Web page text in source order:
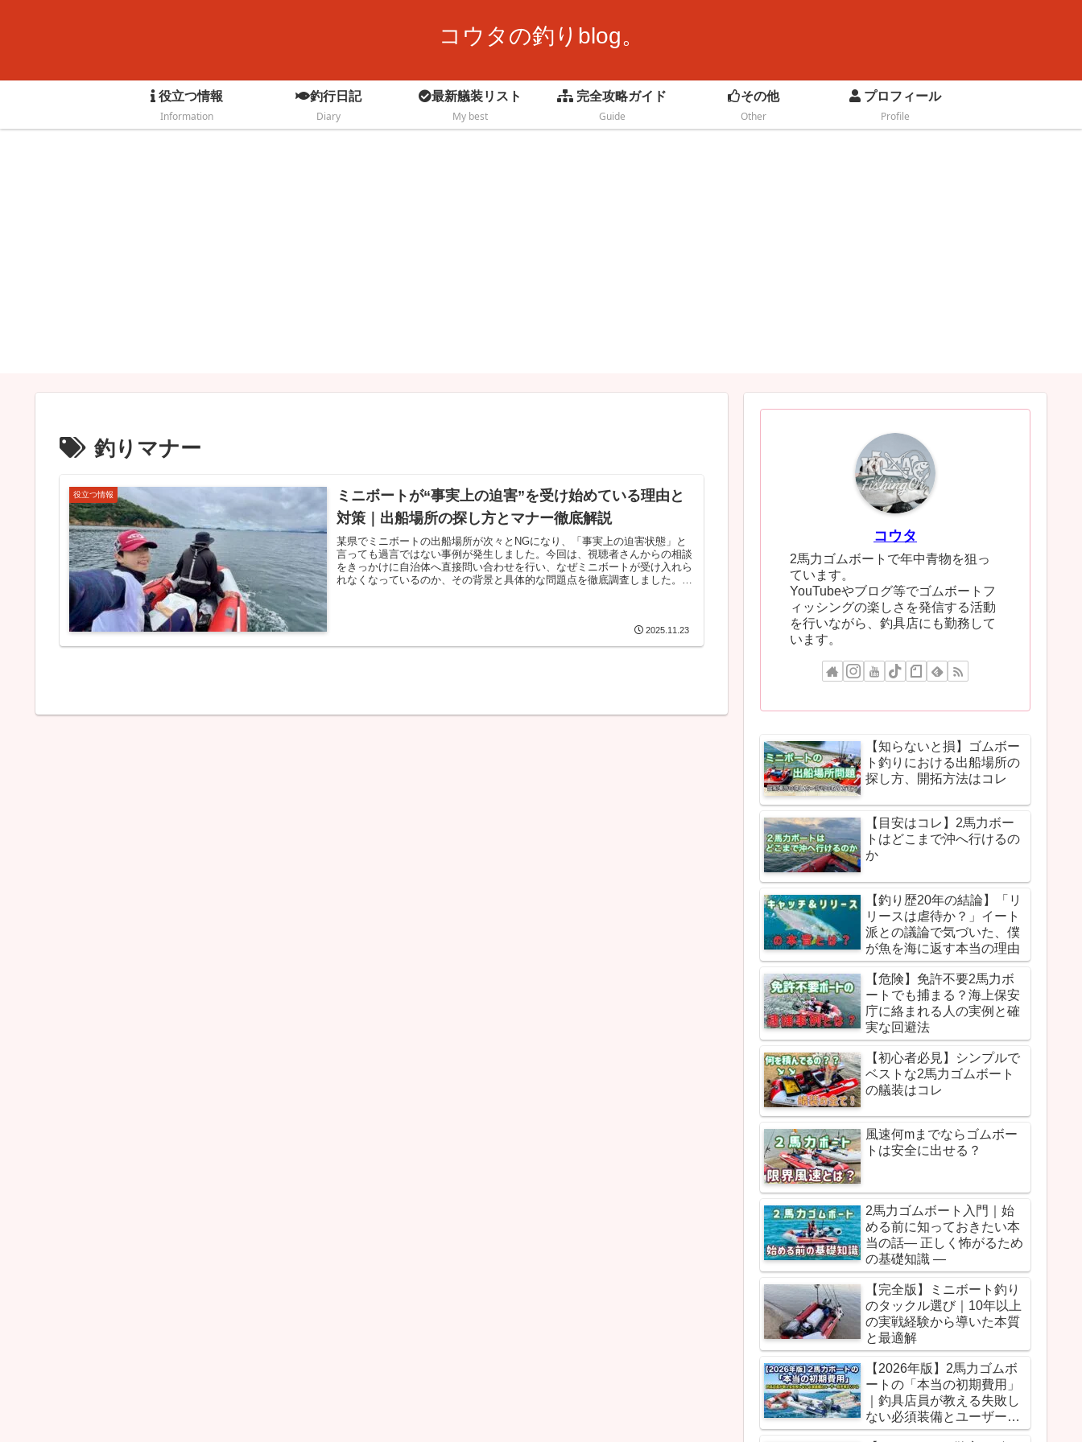
コウタの釣りblog。
役立つ情報
Information
釣行日記
Diary
最新艤装リスト
My best
完全攻略ガイド
Guide
その他
Other
プロフィール
Profile
釣りマナー
役立つ情報
ミニボートが“事実上の迫害”を受け始めている理由と
対策｜出船場所の探し方とマナー徹底解説
某県でミニボートの出船場所が次々とNGになり、「事実上の迫害状態」と
言っても過言ではない事例が発生しました。今回は、視聴者さんからの相談
をきっかけに自治体へ直接問い合わせを行い、なぜミニボートが受け入れら
れなくなっているのか、その背景と具体的な問題点を徹底調査しました。本
——僕たちができることは確実にあります。ミニボート・ゴムボート・2馬
力ボートを楽しむ全ユーザーに知ってほしい内容です。
2025.11.23
コウタ
2馬力ゴムボートで年中青物を狙っ
ています。
YouTubeやブログ等でゴムボートフ
ィッシングの楽しさを発信する活動
を行いながら、釣具店にも勤務して
います。
【知らないと損】ゴムボー
ト釣りにおける出船場所の
探し方、開拓方法はコレ
【目安はコレ】2馬力ボー
トはどこまで沖へ行けるの
か
【釣り歴20年の結論】「リ
リースは虐待か？」イート
派との議論で気づいた、僕
が魚を海に返す本当の理由
【危険】免許不要2馬力ボ
ートでも捕まる？海上保安
庁に絡まれる人の実例と確
実な回避法
【初心者必見】シンプルで
ベストな2馬力ゴムボート
の艤装はコレ
風速何mまでならゴムボー
トは安全に出せる？
2馬力ゴムボート入門｜始
める前に知っておきたい本
当の話― 正しく怖がるため
の基礎知識 ―
【完全版】ミニボート釣り
のタックル選び｜10年以上
の実戦経験から導いた本質
と最適解
【2026年版】2馬力ゴムボ
ートの「本当の初期費用」
｜釣具店員が教える失敗し
ない必須装備とユーザー別
予算のリアル